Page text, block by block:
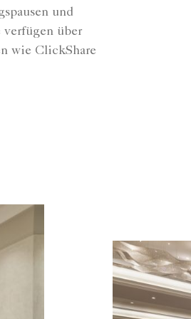
und
verfügen über
wie ClickShare